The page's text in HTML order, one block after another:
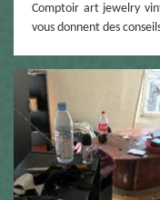
Comptoir art jewelry
vous donnent des